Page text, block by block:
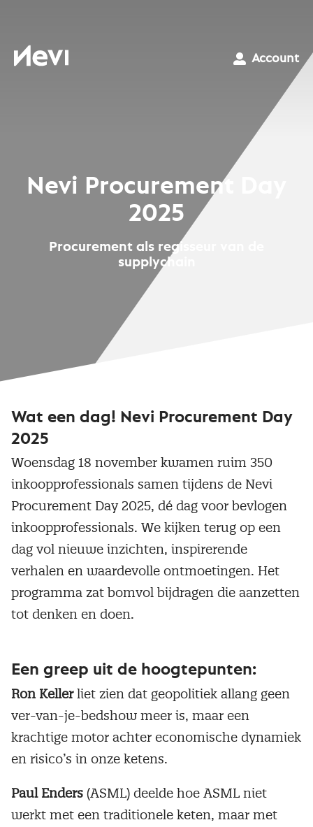
Nevi
Account
Nevi Procurement Day
2025
Procurement als regisseur van de
supplychain
Wat een dag! Nevi Procurement Day
2025
Woensdag 18 november kwamen ruim 350
inkoopprofessionals samen tijdens de Nevi
Procurement Day 2025, dé dag voor bevlogen
inkoopprofessionals. We kijken terug op een
dag vol nieuwe inzichten, inspirerende
verhalen en waardevolle ontmoetingen. Het
programma zat bomvol bijdragen die aanzetten
tot denken en doen.
Een greep uit de hoogtepunten:
Ron Kellerliet zien dat geopolitiek allang geen
ver-van-je-bedshow meer is, maar een
krachtige motor achter economische dynamiek
en risico’s in onze ketens.
Paul Enders (ASML) deelde hoe ASML niet
werkt met een traditionele keten, maar met